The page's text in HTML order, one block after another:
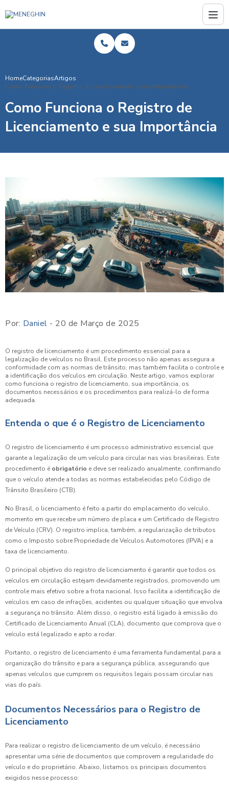
HomeCategoriasArtigos
Como Funciona o Registro de Licenciamento e sua Importância
Como Funciona o Registro de
Licenciamento e sua Importância
Por: Daniel - 20 de Março de 2025
O registro de licenciamento é um procedimento essencial para a
legalização de veículos no Brasil. Este processo não apenas assegura a
conformidade com as normas de trânsito, mas também facilita o controle e
a identificação dos veículos em circulação. Neste artigo, vamos explorar
como funciona o registro de licenciamento, sua importância, os
documentos necessários e os procedimentos para realizá-lo de forma
adequada.
Entenda o que é o Registro de Licenciamento
O registro de licenciamento é um processo administrativo essencial que
garante a legalização de um veículo para circular nas vias brasileiras. Este
procedimento é obrigatório e deve ser realizado anualmente, confirmando
que o veículo atende a todas as normas estabelecidas pelo Código de
Trânsito Brasileiro (CTB).
No Brasil, o licenciamento é feito a partir do emplacamento do veículo,
momento em que recebe um número de placa e um Certificado de Registro
de Veículo (CRV). O registro implica, também, a regularização de tributos
como o Imposto sobre Propriedade de Veículos Automotores (IPVA) e a
taxa de licenciamento.
O principal objetivo do registro de licenciamento é garantir que todos os
veículos em circulação estejam devidamente registrados, promovendo um
controle mais efetivo sobre a frota nacional. Isso facilita a identificação de
veículos em caso de infrações, acidentes ou qualquer situação que envolva
a segurança no trânsito. Além disso, o registro está ligado à emissão do
Certificado de Licenciamento Anual (CLA), documento que comprova que o
veículo está legalizado e apto a rodar.
Portanto, o registro de licenciamento é uma ferramenta fundamental para a
organização do trânsito e para a segurança pública, assegurando que
apenas veículos que cumprem os requisitos legais possam circular nas
vias do país.
Documentos Necessários para o Registro de
Licenciamento
Para realizar o registro de licenciamento de um veículo, é necessário
apresentar uma série de documentos que comprovem a regularidade do
veículo e do proprietário. Abaixo, listamos os principais documentos
exigidos nesse processo: